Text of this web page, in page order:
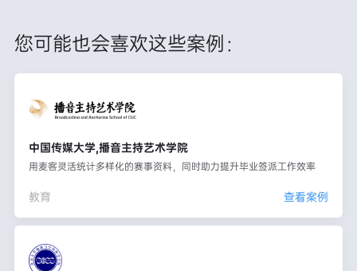
您可能也会喜欢这些案例：
中国传媒大学,播音主持艺术学院
用麦客灵活统计多样化的赛事资料，同时助力提升毕业签派工作效率
教育 查看案例